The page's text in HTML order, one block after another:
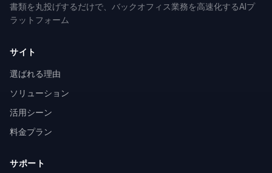
書類を丸投げするだけで、バックオフィス業務を高速化するAIプ
ラットフォーム
サイト
選ばれる理由
ソリューション
活用シーン
料金プラン
サポート